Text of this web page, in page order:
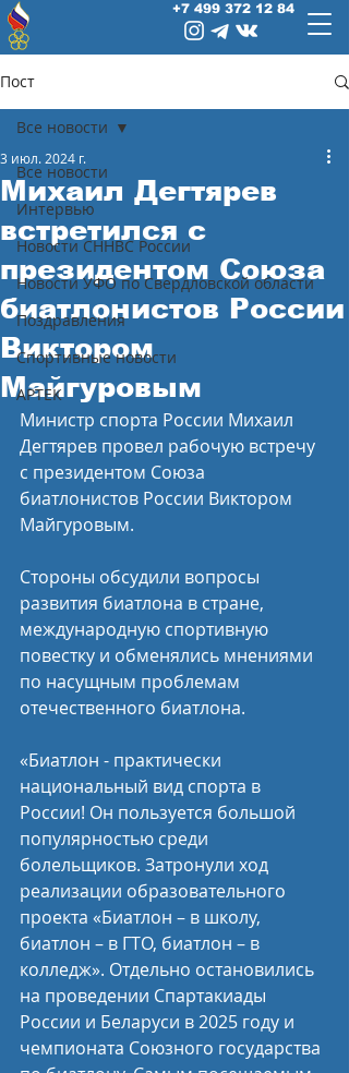
+7 499 372 12 84
Пост
Все новости
Интервью
Новости СННВС России
Новости УФО по Свердловской области
Поздравления
Спортивные новости
АРТЕК
Все новости
Михаил Дегтярев
встретился с
президентом Союза
биатлонистов России
Виктором
Майгуровым
3 июл. 2024 г.
Министр спорта России Михаил
Дегтярев провел рабочую встречу
с президентом Союза
биатлонистов России Виктором
Майгуровым.
Стороны обсудили вопросы
развития биатлона в стране,
международную спортивную
повестку и обменялись мнениями
по насущным проблемам
отечественного биатлона.
«Биатлон - практически
национальный вид спорта в
России! Он пользуется большой
популярностью среди
болельщиков. Затронули ход
реализации образовательного
проекта «Биатлон – в школу,
биатлон – в ГТО, биатлон – в
колледж». Отдельно остановились
на проведении Спартакиады
России и Беларуси в 2025 году и
чемпионата Союзного государства